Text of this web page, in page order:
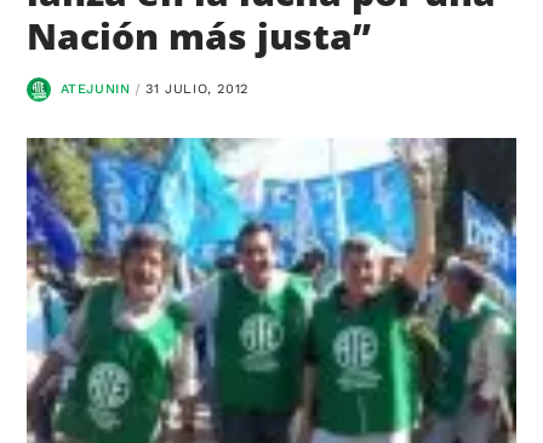
Nación más justa”
ATEJUNIN 31 JULIO, 2012